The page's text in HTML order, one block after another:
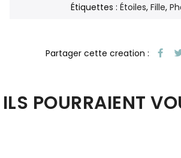
Étiquettes : Étoiles, Fille,
ILS POURRAIENT